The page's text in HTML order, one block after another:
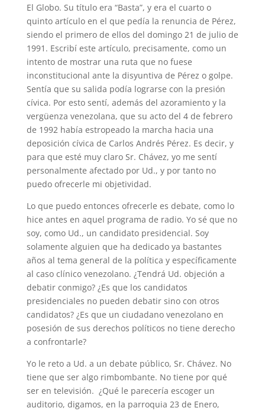
El Globo. Su título era “Basta”, y era el cuarto o
quinto artículo en el que pedía la renuncia de Pérez,
siendo el primero de ellos del domingo 21 de julio de
1991. Escribí este artículo, precisamente, como un
intento de mostrar una ruta que no fuese
inconstitucional ante la disyuntiva de Pérez o golpe.
Sentía que su salida podía lograrse con la presión
cívica. Por esto sentí, además del azoramiento y la
vergüenza venezolana, que su acto del 4 de febrero
de 1992 había estropeado la marcha hacia una
deposición cívica de Carlos Andrés Pérez. Es decir, y
para que esté muy claro Sr. Chávez, yo me sentí
personalmente afectado por Ud., y por tanto no
puedo ofrecerle mi objetividad.
Lo que puedo entonces ofrecerle es debate, como lo
hice antes en aquel programa de radio. Yo sé que no
soy, como Ud., un candidato presidencial. Soy
solamente alguien que ha dedicado ya bastantes
años al tema general de la política y específicamente
al caso clínico venezolano. ¿Tendrá Ud. objeción a
debatir conmigo? ¿Es que los candidatos
presidenciales no pueden debatir sino con otros
candidatos? ¿Es que un ciudadano venezolano en
posesión de sus derechos políticos no tiene derecho
a confrontarle?
Yo le reto a Ud. a un debate público, Sr. Chávez. No
tiene que ser algo rimbombante. No tiene por qué
ser en televisión. ¿Qué le parecería escoger un
auditorio, digamos, en la parroquia 23 de Enero,